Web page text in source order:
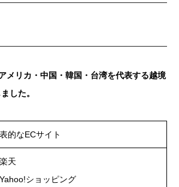
メリカ・中国・韓国・台湾を代表する越境
した。
的なECサイト
楽天
Yahoo!ショッピング